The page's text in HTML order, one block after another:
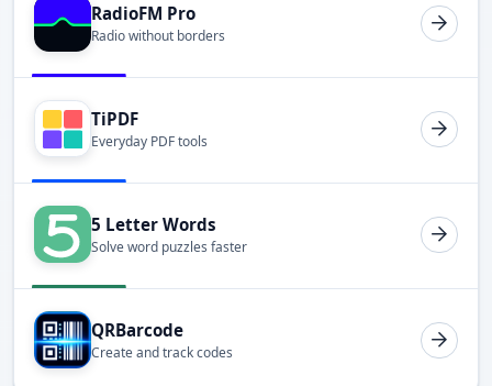
RadioFM Pro
Radio without borders
TiPDF
Everyday PDF tools
5 Letter Words
Solve word puzzles faster
QRBarcode
Create and track codes